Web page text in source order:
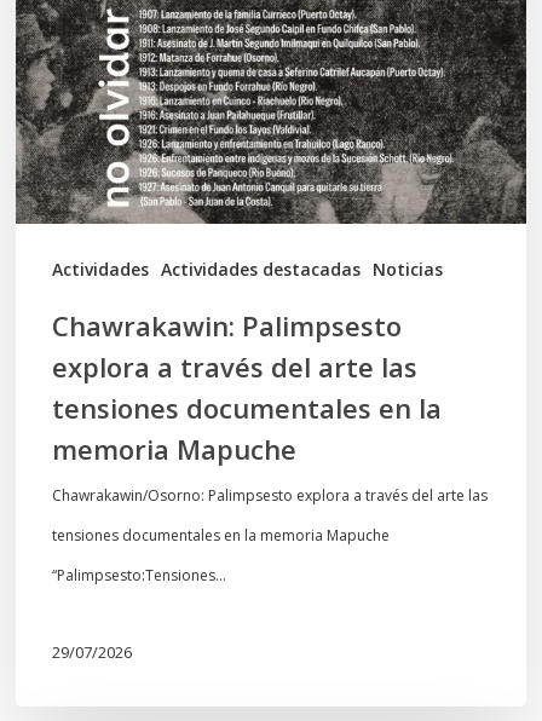
Actividades Actividades destacadas Noticias
a
través
del
arte
las
tensiones
documentales
memoria
Mapuche
Chawrakawin: Palimpsesto
explora a través del arte las
tensiones documentales en la
memoria Mapuche
Chawrakawin/Osorno: Palimpsesto explora a través del arte las
tensiones documentales en la memoria Mapuche
“Palimpsesto:Tensiones…
29/07/2026